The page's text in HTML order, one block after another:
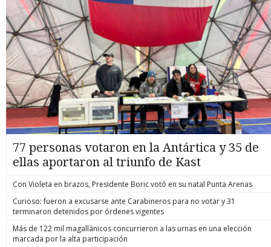
77 personas votaron en la Antártica y 35 de
ellas aportaron al triunfo de Kast
Con Violeta en brazos, Presidente Boric votó en su natal Punta Arenas
Curioso: fueron a excusarse ante Carabineros para no votar y 31
terminaron detenidos por órdenes vigentes
Más de 122 mil magallánicos concurrieron a las urnas en una elección
marcada por la alta participación